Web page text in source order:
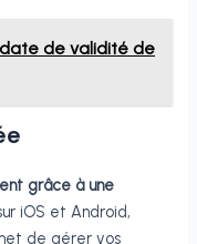
de validité de
grâce à une
iOS et Android,
de gérer vos